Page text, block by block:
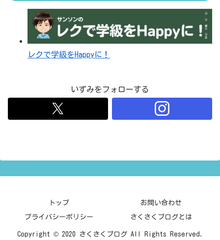
レクで学級をHappyに！
いずみをフォローする
トップ お問い合わせ
プライバシーポリシー さくさくブログとは
Copyright © 2020 さくさくブログ All Rights Reserved.